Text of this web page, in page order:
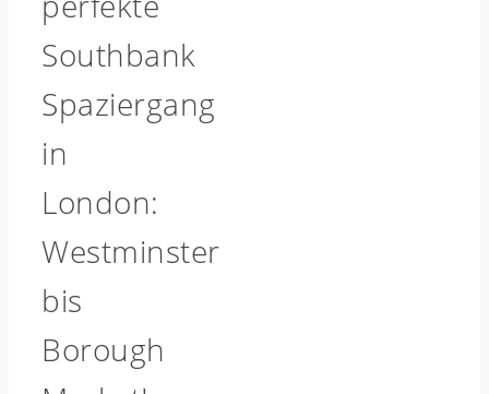
Southbank
Spaziergang
in
London:
Westminster
bis
Borough